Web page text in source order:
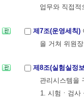
업무와 직접
제7조(운영세칙)
을 거쳐 위원
제8조(실험실정
관리시스템을
1. 시험ㆍ검사